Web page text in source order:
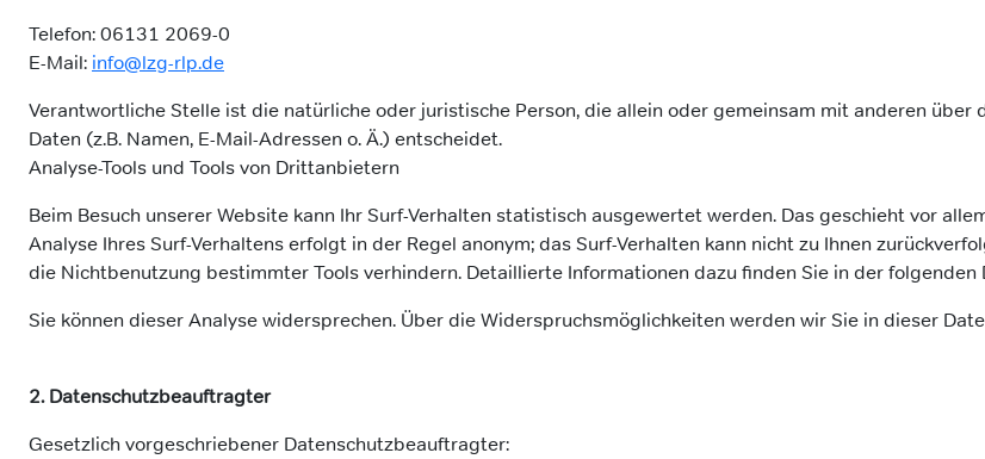
Telefon: 06131 2069-0
E-Mail: info@lzg-rlp.de
Verantwortliche Stelle ist die natürliche oder juristische Person, die allein oder gemeinsam mit anderen
Daten (z.B. Namen, E-Mail-Adressen o. Ä.) entscheidet.
Analyse-Tools und Tools von Drittanbietern
Beim Besuch unserer Website kann Ihr Surf-Verhalten statistisch ausgewertet werden. Das geschieht vor
Analyse Ihres Surf-Verhaltens erfolgt in der Regel anonym; das Surf-Verhalten kann nicht zu Ihnen
die Nichtbenutzung bestimmter Tools verhindern. Detaillierte Informationen dazu finden Sie in der folgenden
Sie können dieser Analyse widersprechen. Über die Widerspruchsmöglichkeiten werden wir Sie in dieser
2. Datenschutzbeauftragter
Gesetzlich vorgeschriebener Datenschutzbeauftragter: